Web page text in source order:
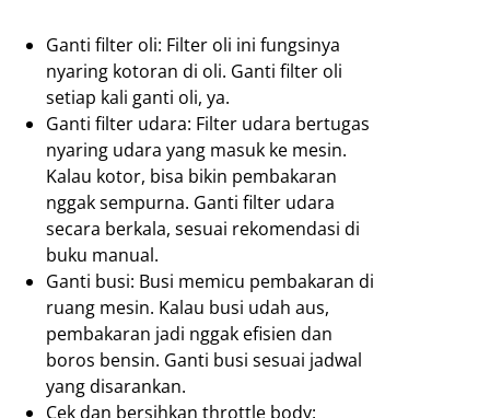
Ganti filter oli: Filter oli ini fungsinya
nyaring kotoran di oli. Ganti filter oli
setiap kali ganti oli, ya.
Ganti filter udara: Filter udara bertugas
nyaring udara yang masuk ke mesin.
Kalau kotor, bisa bikin pembakaran
nggak sempurna. Ganti filter udara
secara berkala, sesuai rekomendasi di
buku manual.
Ganti busi: Busi memicu pembakaran di
ruang mesin. Kalau busi udah aus,
pembakaran jadi nggak efisien dan
boros bensin. Ganti busi sesuai jadwal
yang disarankan.
Cek dan bersihkan throttle body: